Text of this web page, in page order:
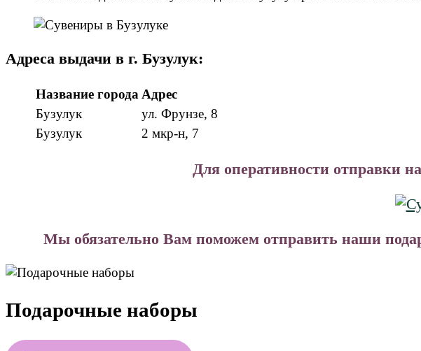
Адреса выдачи в г. Бузулук:
Название города Адрес
Бузулук
ул. Фрунзе, 8
Бузулук
2 мкр-н, 7
Для оперативности отправки
Мы обязательно Вам поможем отправить наши
Подарочные наборы